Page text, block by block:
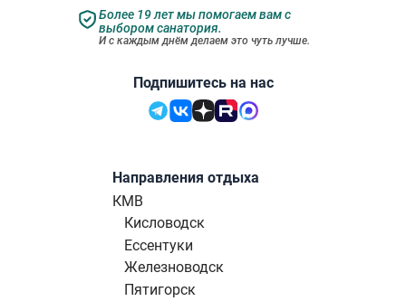
Подпишитесь на нас
Более 19 лет мы помогаем вам с
выбором санатория.
И с каждым днём делаем это чуть лучше.
Направления отдыха
КМВ
Кисловодск
Ессентуки
Железноводск
Пятигорск